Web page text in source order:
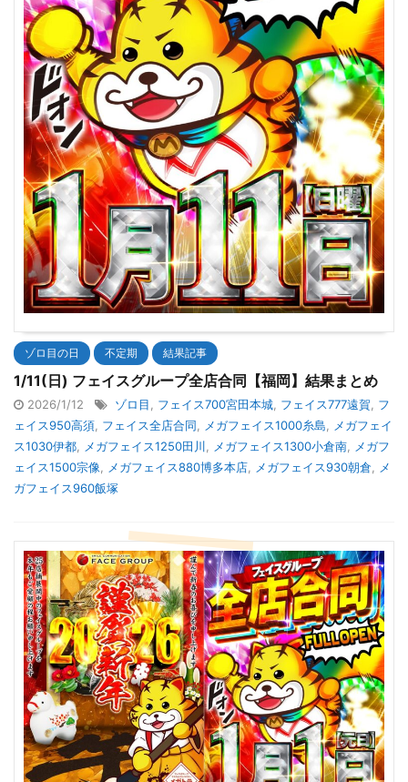
ゾロ目の日 不定期 結果記事
1/11(日) フェイスグループ全店合同【福岡】結果まとめ
2026/1/12 ゾロ目, フェイス700宮田本城, フェイス777遠賀, フ
ェイス950高須, フェイス全店合同, メガフェイス1000糸島, メガフェイ
ス1030伊都, メガフェイス1250田川, メガフェイス1300小倉南, メガフ
ェイス1500宗像, メガフェイス880博多本店, メガフェイス930朝倉, メ
ガフェイス960飯塚